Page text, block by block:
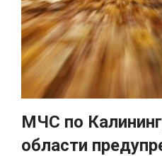
МЧС по
области